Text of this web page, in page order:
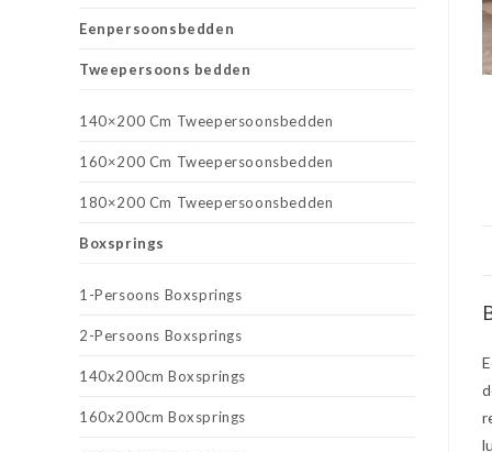
Eenpersoonsbedden
Tweepersoons bedden
140×200 Cm Tweepersoonsbedden
160×200 Cm Tweepersoonsbedden
180×200 Cm Tweepersoonsbedden
Boxsprings
1-Persoons Boxsprings
2-Persoons Boxsprings
140x200cm Boxsprings
160x200cm Boxsprings